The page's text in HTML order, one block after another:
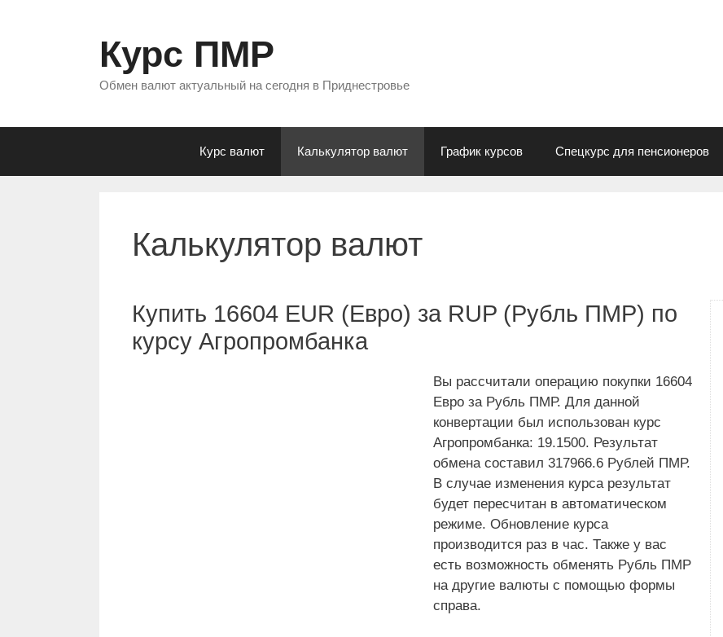
Курс ПМР
Обмен валют актуальный на сегодня в Приднестровье
Курс валют Калькулятор валют График курсов Спецкурс для пенсионеров
Калькулятор валют
Купить 16604 EUR (Евро) за RUP (Рубль ПМР) по
курсу Агропромбанка
Вы рассчитали операцию покупки 16604
Евро за Рубль ПМР. Для данной
конвертации был использован курс
Агропромбанка: 19.1500. Результат
обмена составил 317966.6 Рублей ПМР.
В случае изменения курса результат
будет пересчитан в автоматическом
режиме. Обновление курса
производится раз в час. Также у вас
есть возможность обменять Рубль ПМР
на другие валюты с помощью формы
справа.